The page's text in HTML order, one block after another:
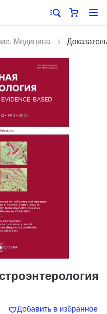
Медицина
Добавить в избранное